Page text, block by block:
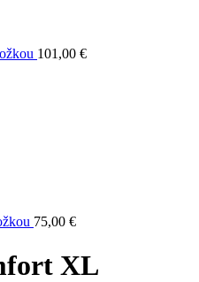
101,00 €
75,00 €
XL